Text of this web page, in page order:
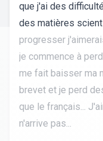
que j'ai des
des matières
progresser
je commence à
me fait baisser ma
brevet et je perd
que le français...
n'arrive pas...